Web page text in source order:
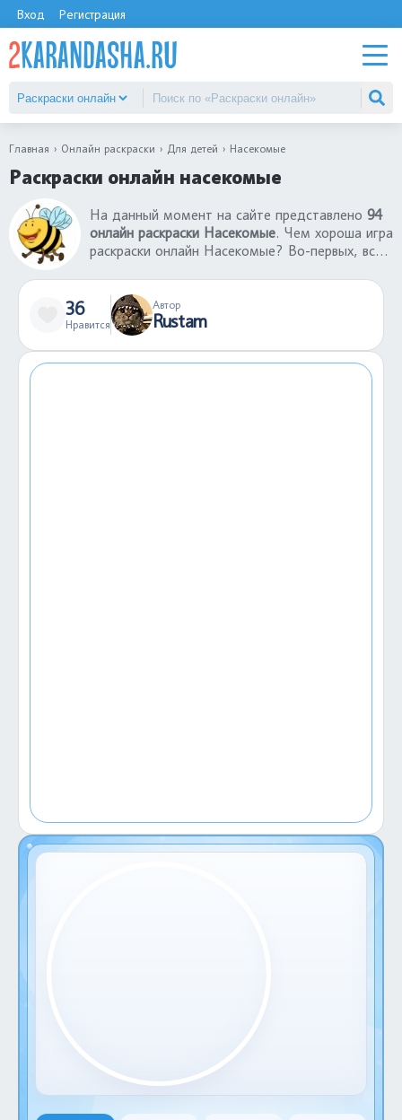
Вход Регистрация
Главная Онлайн раскраски Для детей Насекомые
Раскраски онлайн насекомые
На данный момент на сайте представлено 94
онлайн раскраски Насекомые. Чем хороша игра
раскраски онлайн Насекомые? Во-первых, все
вторых, чтобы раскрасить раскраску не нужны
бумаги, краски, фломастеры. В-третьих, играть
в раскраски онлайн Насекомые можно даже на
телефоне в любом месте: в поезде или
36
Нравится
Автор
Rustam